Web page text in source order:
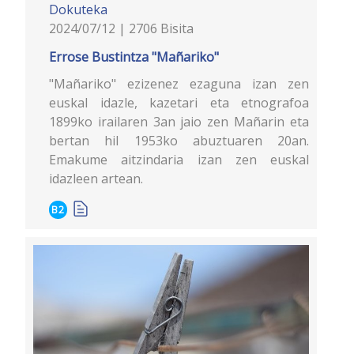
Dokuteka
2024/07/12 | 2706 Bisita
Errose Bustintza "Mañariko"
"Mañariko" ezizenez ezaguna izan zen
euskal idazle, kazetari eta etnografoa
1899ko irailaren 3an jaio zen Mañarin eta
bertan hil 1953ko abuztuaren 20an.
Emakume aitzindaria izan zen euskal
idazleen artean.
B2